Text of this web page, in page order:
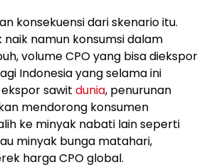
konsekuensi dari skenario itu.
naik namun konsumsi dalam
volume CPO yang bisa diekspor
Indonesia yang selama ini
sawit dunia, penurunan
mendorong konsumen
ke minyak nabati lain seperti
minyak bunga matahari,
harga CPO global.